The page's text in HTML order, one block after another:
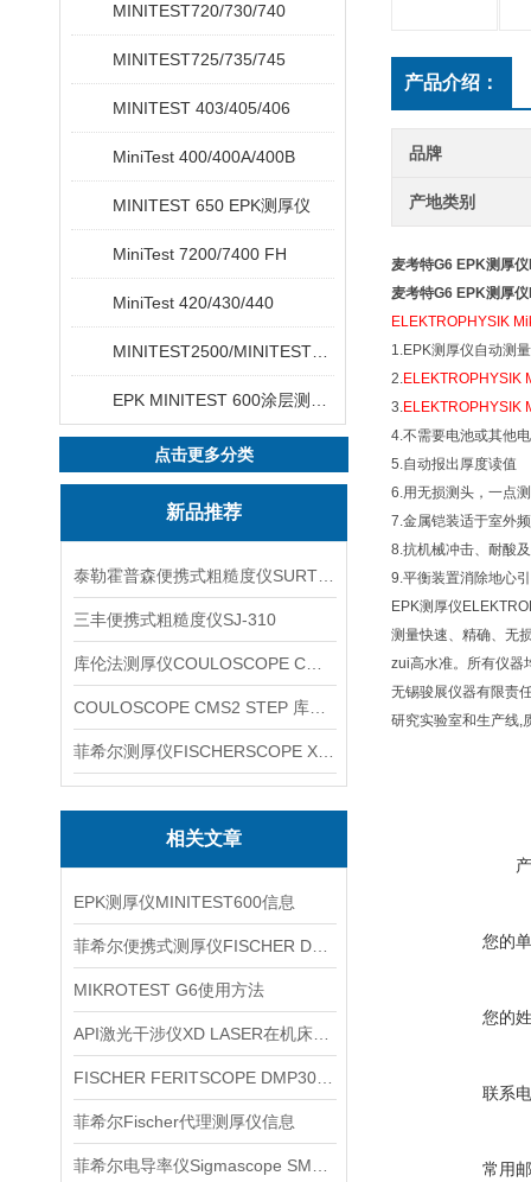
MINITEST720/730/740
MINITEST725/735/745
MINITEST 403/405/406
MiniTest 400/400A/400B
MINITEST 650 EPK测厚仪
MiniTest 7200/7400 FH
MiniTest 420/430/440
点击更多分类
新品推荐
三丰便携式粗糙度仪SJ-310
相关文章
EPK测厚仪MINITEST600信息
MIKROTEST G6使用方法
菲希尔Fischer代理测厚仪信息
产品介绍：
品牌
产地类别
麦考特G6 EPK测厚
麦考特G6 EPK测厚
ELEKTROPHYSIK
1.EPK测厚仪自动测
2.ELEKTROPHYSIK
3.ELEKTROPHYSIK
4.不需要电池或其他
5.自动报出厚度读值
6.用无损测头，一点
7.金属铠装适于室外
8.抗机械冲击、耐酸
9.平衡装置消除地心
EPK测厚仪
测量快速、精确、无
zui高水准。所有仪器
无锡骏展仪器有限责
研究实验室和生产线,
您的
您的
联系
常用